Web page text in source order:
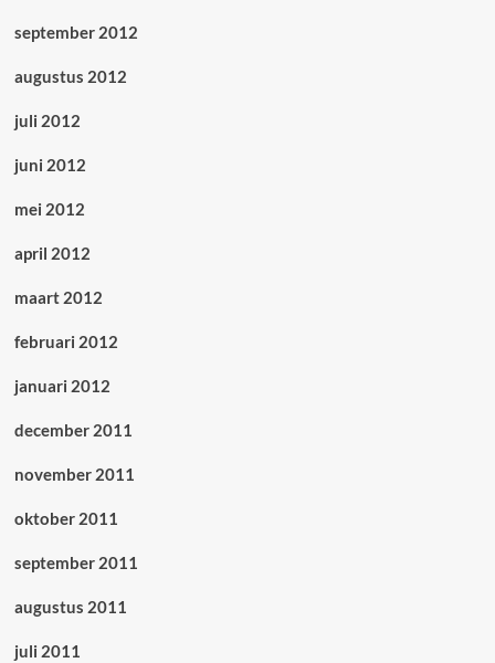
september 2012
augustus 2012
juli 2012
juni 2012
mei 2012
april 2012
maart 2012
februari 2012
januari 2012
december 2011
november 2011
oktober 2011
september 2011
augustus 2011
juli 2011